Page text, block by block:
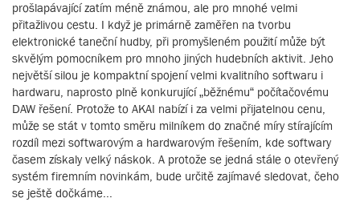
prošlapávající zatím méně známou, ale pro mnohé velmi
přitažlivou cestu. I když je primárně zaměřen na tvorbu
elektronické taneční hudby, při promyšleném použití může být
skvělým pomocníkem pro mnoho jiných hudebních aktivit. Jeho
největší silou je kompaktní spojení velmi kvalitního softwaru i
hardwaru, naprosto plně konkurující „běžnému“ počítačovému
DAW řešení. Protože to AKAI nabízí i za velmi přijatelnou cenu,
může se stát v tomto směru milníkem do značné míry stírajícím
rozdíl mezi softwarovým a hardwarovým řešením, kde softwary
časem získaly velký náskok. A protože se jedná stále o otevřený
systém firemním novinkám, bude určitě zajímavé sledovat, čeho
se ještě dočkáme...